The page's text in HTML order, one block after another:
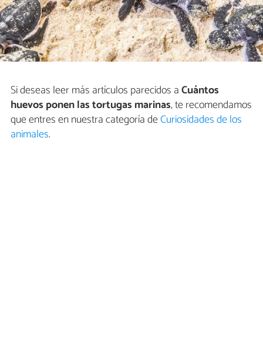
Si deseas leer más artículos parecidos aCuántos
huevos ponen las tortugas marinas, te recomendamos
que entres en nuestra categoría deCuriosidades de los
animales.